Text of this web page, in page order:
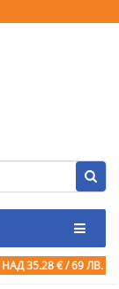
НАД 35.28 € / 69 ЛВ.